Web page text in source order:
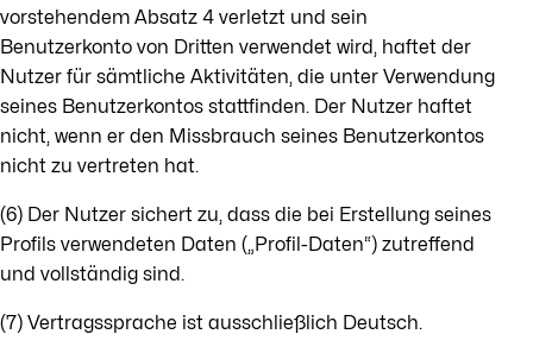
vorstehendem Absatz 4 verletzt und sein
Benutzerkonto von Dritten verwendet wird, haftet der
Nutzer für sämtliche Aktivitäten, die unter Verwendung
seines Benutzerkontos stattfinden. Der Nutzer haftet
nicht, wenn er den Missbrauch seines Benutzerkontos
nicht zu vertreten hat.
(6) Der Nutzer sichert zu, dass die bei Erstellung seines
Profils verwendeten Daten („Profil-Daten“) zutreffend
und vollständig sind.
(7) Vertragssprache ist ausschließlich Deutsch.